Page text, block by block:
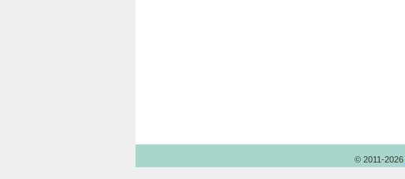
© 2011-2026